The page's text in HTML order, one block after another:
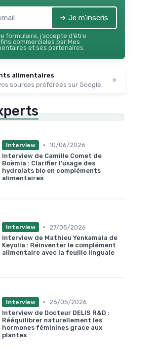
➔ Je m'inscris
formulaire, j’accepte d’être
commerciales par Mes
et ses partenaires.
alimentaires
sources préférées sur Google
Interview • 10/06/2026
Interview de Camille Comet de
Boèmia : Clarifier l’usage des
hydrolats bio en compléments
alimentaires
Interview •
27/05/2026
Interview de Mathieu Yenkamala de
Keyolia : Réinventer le complément
alimentaire avec la feuille linguale
Interview •
26/05/2026
Interview de Docteur DELIS R&D :
Rééquilibrer naturellement les
hormones féminines grace aux
plantes